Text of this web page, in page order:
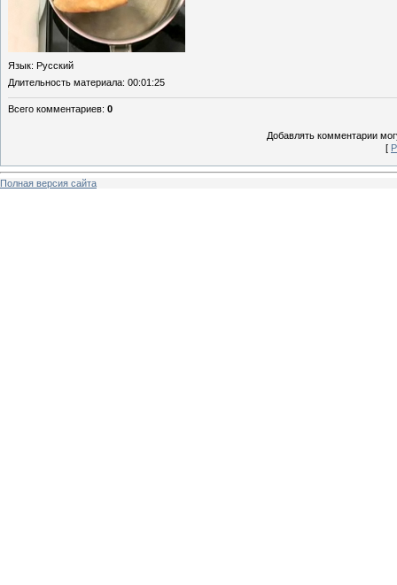
Язык: Русский
Длительность материала: 00:01:25
Всего комментариев: 0
Добавлять комментарии
[
Полная версия сайта